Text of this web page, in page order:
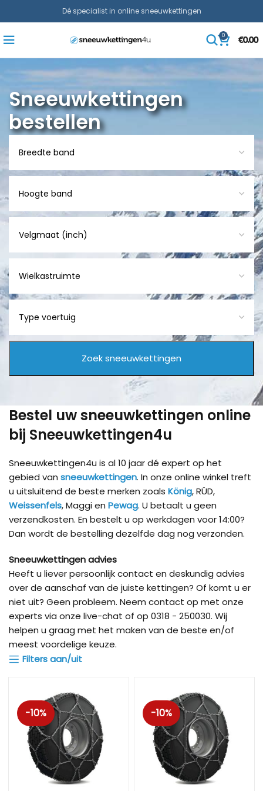
Dé specialist in online sneeuwkettingen
0
€0.00
Sneeuwkettingen
bestellen
Bestel uw sneeuwkettingen online
bij Sneeuwkettingen4u
Sneeuwkettingen4u is al 10 jaar dé expert op het
gebied van sneeuwkettingen. In onze online winkel treft
u uitsluitend de beste merken zoals König, RÜD,
Weissenfels, Maggi en Pewag. U betaalt u geen
verzendkosten. En bestelt u op werkdagen voor 14:00?
Dan wordt de bestelling dezelfde dag nog verzonden.
Sneeuwkettingen advies
Heeft u liever persoonlijk contact en deskundig advies
over de aanschaf van de juiste kettingen? Of komt u er
niet uit? Geen probleem. Neem contact op met onze
experts via onze live-chat of op 0318 - 250030. Wij
helpen u graag met het maken van de beste en/of
meest voordelige keuze.
Filters aan/uit
-10% -10%